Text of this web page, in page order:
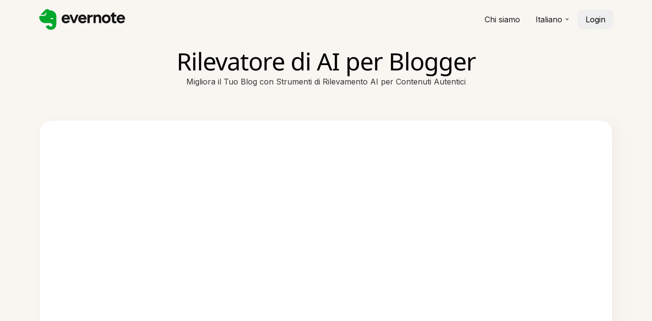
Chi siamo Italiano Login
Rilevatore di AI per Blogger
Migliora il Tuo Blog con Strumenti di Rilevamento AI per Contenuti Autentici